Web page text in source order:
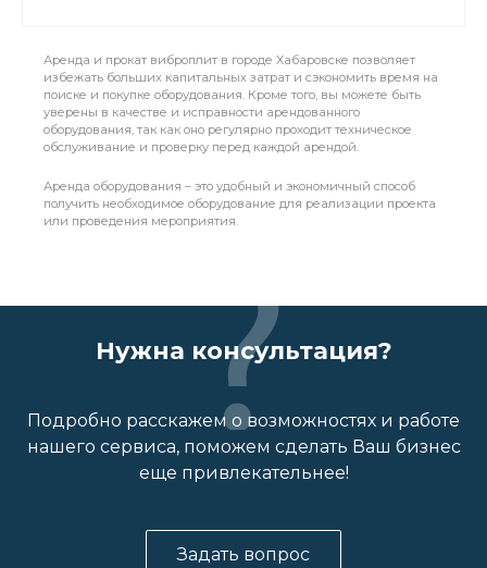
Аренда и прокат виброплит в городе Хабаровске позволяет
избежать больших капитальных затрат и сэкономить время на
поиске и покупке оборудования. Кроме того, вы можете быть
уверены в качестве и исправности арендованного
оборудования, так как оно регулярно проходит техническое
обслуживание и проверку перед каждой арендой.
Аренда оборудования – это удобный и экономичный способ
получить необходимое оборудование для реализации проекта
или проведения мероприятия.
Нужна консультация?
Подробно расскажем о возможностях и работе
нашего сервиса, поможем сделать Ваш бизнес
еще привлекательнее!
Задать вопрос